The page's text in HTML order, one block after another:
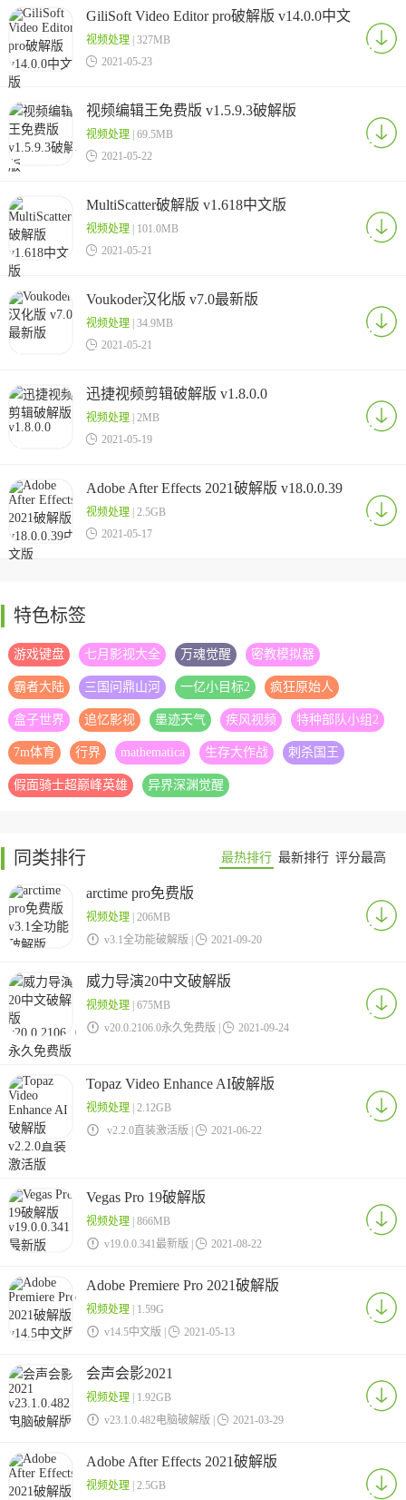
GiliSoft Video Editor pro破解版 v14.0.0中文
版
视频处理| 327MB
 2021-05-23
视频编辑王免费版 v1.5.9.3破解版
视频处理| 69.5MB
 2021-05-22
MultiScatter破解版 v1.618中文版
视频处理| 101.0MB
 2021-05-21
Voukoder汉化版 v7.0最新版
视频处理| 34.9MB
 2021-05-21
迅捷视频剪辑破解版 v1.8.0.0
视频处理| 2MB
 2021-05-19
Adobe After Effects 2021破解版 v18.0.0.39
中文版
视频处理| 2.5GB
 2021-05-17
特色标签
游戏键盘 七月影视大全 万魂觉醒 密教模拟器
霸者大陆 三国问鼎山河 一亿小目标2 疯狂原始人
盒子世界 追忆影视 墨迹天气 疾风视频 特种部队小组2
7m体育 行界 mathematica 生存大作战 刺杀国王
假面骑士超巅峰英雄 异界深渊觉醒
同类排行 最热排行 最新排行 评分最高
arctime pro免费版
视频处理| 206MB
 v3.1全功能破解版 |  2021-09-20
威力导演20中文破解版
视频处理| 675MB
 v20.0.2106.0永久免费版 |  2021-09-24
Topaz Video Enhance AI破解版
视频处理| 2.12GB
 v2.2.0直装激活版 |  2021-06-22
Vegas Pro 19破解版
视频处理| 866MB
 v19.0.0.341最新版 |  2021-08-22
Adobe Premiere Pro 2021破解版
视频处理| 1.59G
 v14.5中文版 |  2021-05-13
会声会影2021
视频处理| 1.92GB
 v23.1.0.482电脑破解版 |  2021-03-29
Adobe After Effects 2021破解版
视频处理| 2.5GB